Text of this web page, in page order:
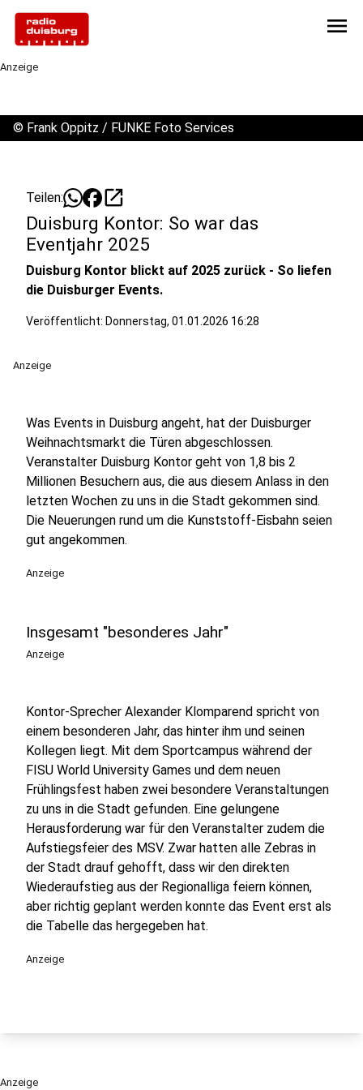
menu
Anzeige
© Frank Oppitz / FUNKE Foto Services
Teilen: open_in_new
Duisburg Kontor: So war das
Eventjahr 2025
Duisburg Kontor blickt auf 2025 zurück - So liefen
die Duisburger Events.
Veröffentlicht: Donnerstag, 01.01.2026 16:28
Anzeige
Was Events in Duisburg angeht, hat der Duisburger
Weihnachtsmarkt die Türen abgeschlossen.
Veranstalter Duisburg Kontor geht von 1,8 bis 2
Millionen Besuchern aus, die aus diesem Anlass in den
letzten Wochen zu uns in die Stadt gekommen sind.
Die Neuerungen rund um die Kunststoff-Eisbahn seien
gut angekommen.
Anzeige
Insgesamt "besonderes Jahr"
Anzeige
Kontor-Sprecher Alexander Klomparend spricht von
einem besonderen Jahr, das hinter ihm und seinen
Kollegen liegt. Mit dem Sportcampus während der
FISU World University Games und dem neuen
Frühlingsfest haben zwei besondere Veranstaltungen
zu uns in die Stadt gefunden. Eine gelungene
Herausforderung war für den Veranstalter zudem die
Aufstiegsfeier des MSV. Zwar hatten alle Zebras in
der Stadt drauf gehofft, dass wir den direkten
Wiederaufstieg aus der Regionalliga feiern können,
aber richtig geplant werden konnte das Event erst als
die Tabelle das hergegeben hat.
Anzeige
Anzeige